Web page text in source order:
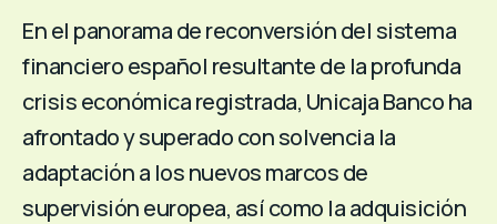
En el panorama de reconversión del sistema
financiero español resultante de la profunda
crisis económica registrada, Unicaja Banco ha
afrontado y superado con solvencia la
adaptación a los nuevos marcos de
supervisión europea, así como la adquisición